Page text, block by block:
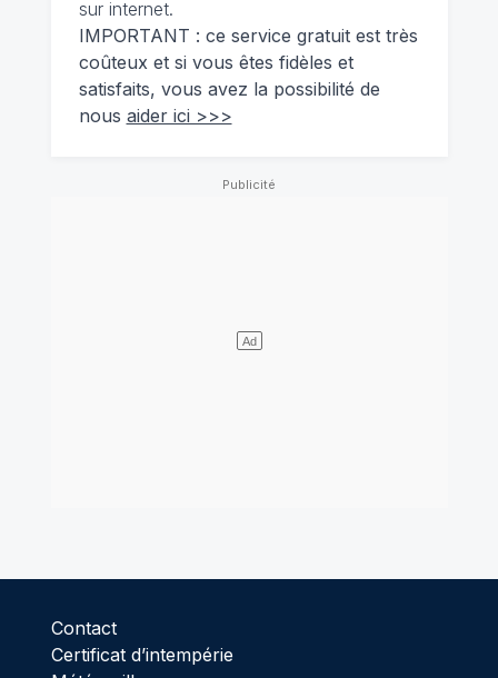
sur internet.
IMPORTANT : ce service gratuit est très
coûteux et si vous êtes fidèles et
satisfaits, vous avez la possibilité de
nous aider ici >>>
Contact
Certificat d’intempérie